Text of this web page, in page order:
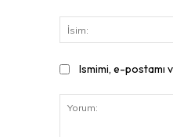
Ismimi, e-postamı